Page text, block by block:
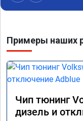
Примеры наших
Чип тюнинг
дизель и